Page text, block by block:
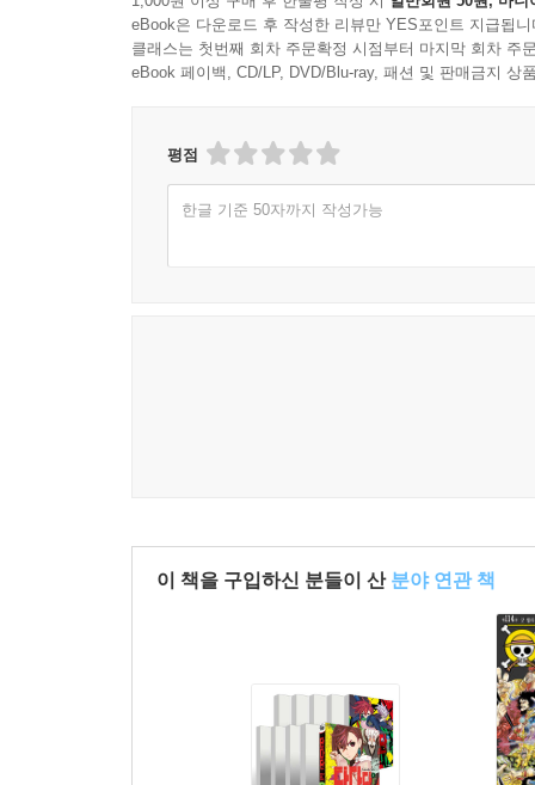
eBook은 다운로드 후 작성한 리뷰만 YES포인트 지급됩니
클래스는 첫번째 회차 주문확정 시점부터 마지막 회차 주
eBook 페이백, CD/LP, DVD/Blu-ray, 패션 및 판매금지 상
평점
한글 기준 50자까지 작성가능
이 책을 구입하신 분들이 산 분야 연관 책